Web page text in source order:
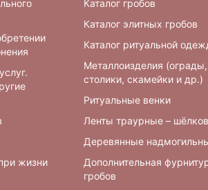
жизни
Каталог гробов
Каталог элитных гробов
Каталог ритуальной
Металлоизделия
столики, скамейки и др.)
Ритуальные венки
Ленты траурные –
Деревянные
Дополнительная
гробов